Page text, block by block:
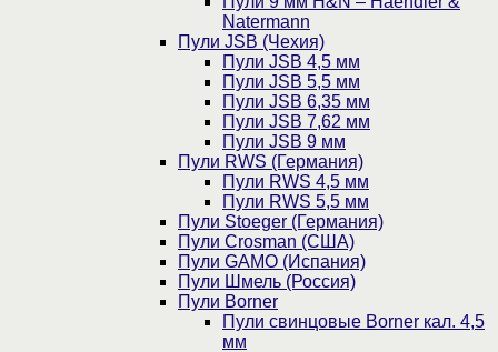
Natermann
Пули JSB (Чехия)
Пули JSB 4,5 мм
Пули JSB 5,5 мм
Пули JSB 6,35 мм
Пули JSB 7,62 мм
Пули JSB 9 мм
Пули RWS (Германия)
Пули RWS 4,5 мм
Пули RWS 5,5 мм
Пули Stoeger (Германия)
Пули Crosman (США)
Пули GAMO (Испания)
Пули Шмель (Россия)
Пули Borner
Пули свинцовые Borner кал. 4,5
мм